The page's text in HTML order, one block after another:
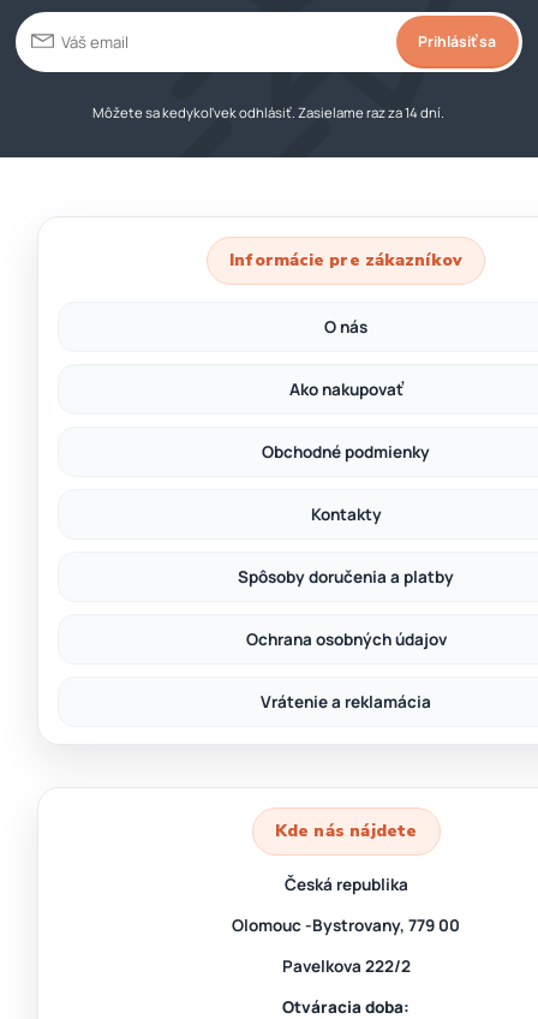
Prihlásiť sa
Môžete sa kedykoľvek odhlásiť. Zasielame raz za 14 dní.
Informácie pre zákazníkov
O nás
Ako nakupovať
Obchodné podmienky
Kontakty
Spôsoby doručenia a platby
Ochrana osobných údajov
Vrátenie a reklamácia
Kde nás nájdete
Česká republika
Olomouc -Bystrovany, 779 00
Pavelkova 222/2
Otváracia doba: